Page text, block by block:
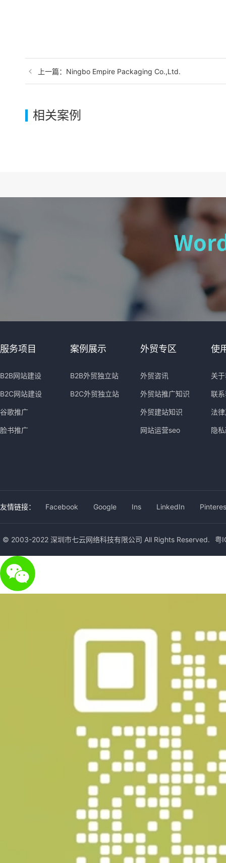
上一篇：Ningbo Empire Packaging Co.,Ltd.
相关案例
服务项目
B2B网站建设
B2C网站建设
谷歌推广
脸书推广
案例展示
B2B外贸独立站
B2C外贸独立站
外贸专区
外贸咨讯
外贸站推广知识
外贸建站知识
网站运营seo
使
关
联
法
隐
友情链接： Facebook Google Ins LinkedIn
© 2003-2022 深圳市七云网络科技有限公司 All Rights Reserved. 粤